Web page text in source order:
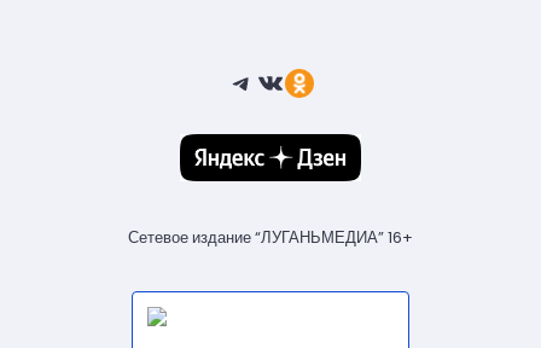
Telegram
ВКонтакте
Ссылка
Сетевое издание “ЛУГАНЬМЕДИА” 16+